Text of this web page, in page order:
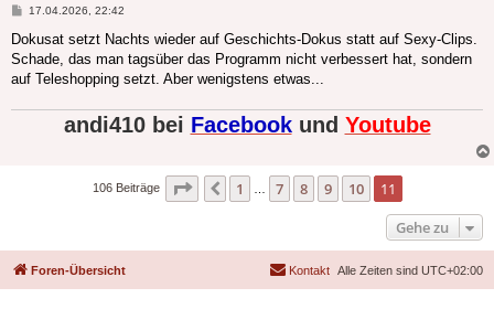
Beitrag
17.04.2026, 22:42
Dokusat setzt Nachts wieder auf Geschichts-Dokus statt auf Sexy-Clips.
Schade, das man tagsüber das Programm nicht verbessert hat, sondern
auf Teleshopping setzt. Aber wenigstens etwas...
andi410 bei Facebookund Youtube
106 Beiträge Seite 11 von11
Vorherige
1 7 8 9 10
11
Gehe zu
Foren-Übersicht Alle Zeiten sind UTC+02:00
Kontakt